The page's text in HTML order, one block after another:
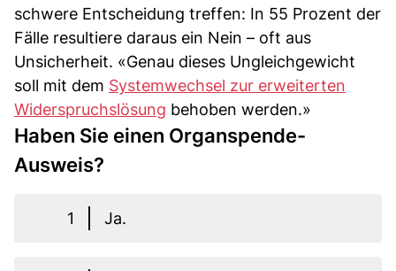
schwere Entscheidung treffen: In 55 Prozent der
Fälle resultiere daraus ein Nein – oft aus
Unsicherheit. «Genau dieses Ungleichgewicht
soll mit dem Systemwechsel zur erweiterten
Widerspruchslösung behoben werden.»
Haben Sie einen Organspende-
Ausweis?
1 Ja.